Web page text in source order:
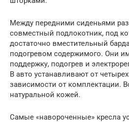
Между передними сиденьями
совместный подлокотник, под
достаточно вместительный
подогревом содержимого. Они
поддержку, подогрев и
В авто устанавливают от
зависимости от комплектации.
натуральной кожей.
Самые «навороченные» кресла